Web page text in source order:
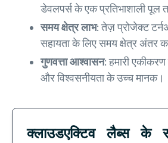
डेवलपर्स के एक प्रतिभाशाली पूल
समय क्षेत्र लाभ:तेज़ प्रोजेक्ट
सहायता के लिए समय क्षेत्र अंतर
गुणवत्ता आश्वासन:हमारी
और विश्वसनीयता के उच्च मानक।
क्लाउडएक्टिव लैब्स के